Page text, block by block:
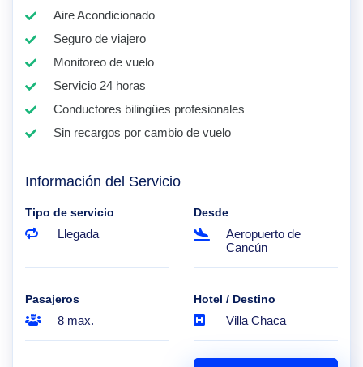
Aire Acondicionado
Seguro de viajero
Monitoreo de vuelo
Servicio 24 horas
Conductores bilingües profesionales
Sin recargos por cambio de vuelo
Información del Servicio
Tipo de servicio
Llegada
Desde
Aeropuerto de
Cancún
Pasajeros
8 max.
Hotel / Destino
Villa Chaca